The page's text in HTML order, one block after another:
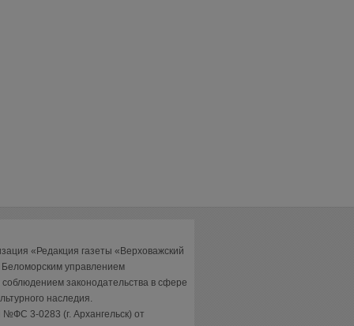
«Редакция газеты «Верховажский
Беломорским управлением
законодательства в сфере
наследия.
3-0283 (г. Архангельск) от